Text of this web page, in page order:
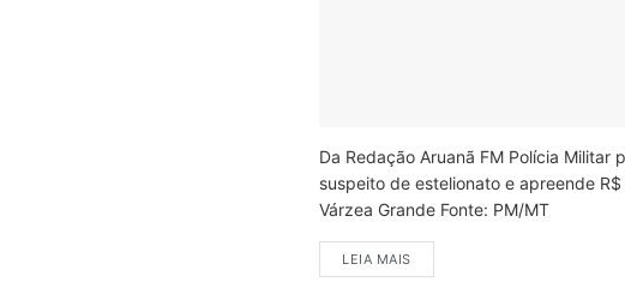
Da Redação Aruanã FM Polícia Militar
suspeito de estelionato e apreende R$
Várzea Grande Fonte: PM/MT
LEIA MAIS